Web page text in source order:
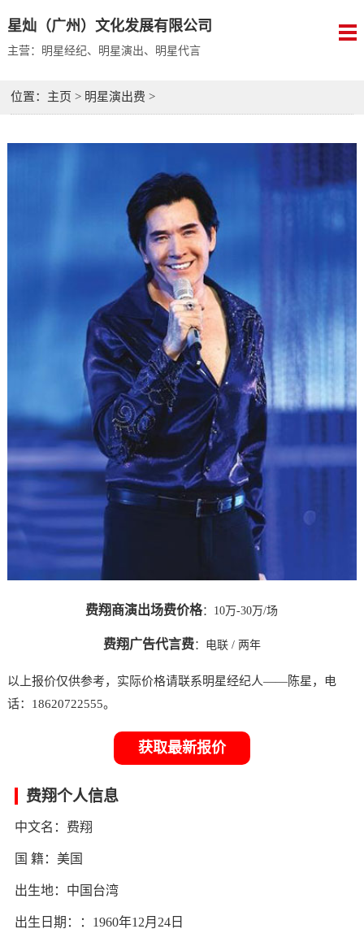
星灿（广州）文化发展有限公司
主营：明星经纪、明星演出、明星代言
位置： 主页 > 明星演出费 >
费翔商演出场费价格：10万-30万/场
费翔广告代言费： 电联/ 两年
以上报价仅供参考，实际价格请联系明星经纪人——陈星，电
话：18620722555。
获取最新报价
费翔个人信息
中文名：费翔
国 籍：美国
出生地：中国台湾
出生日期：：1960年12月24日